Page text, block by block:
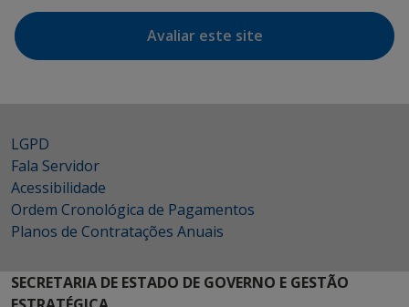
Avaliar este site
LGPD
Fala Servidor
Acessibilidade
Ordem Cronológica de Pagamentos
Planos de Contratações Anuais
SECRETARIA DE ESTADO DE GOVERNO E GESTÃO